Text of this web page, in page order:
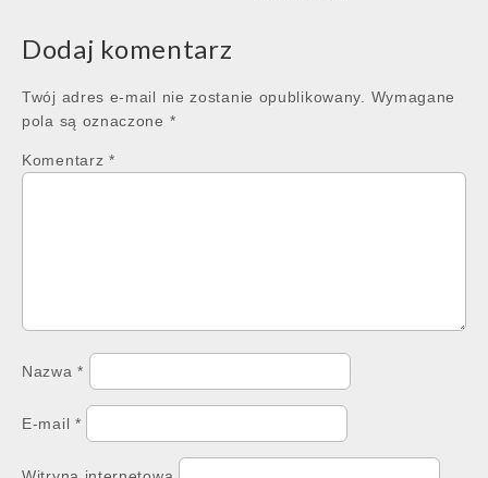
Dodaj komentarz
Twój adres e-mail nie zostanie opublikowany.
Wymagane
pola są oznaczone *
Komentarz *
Nazwa*
E-mail *